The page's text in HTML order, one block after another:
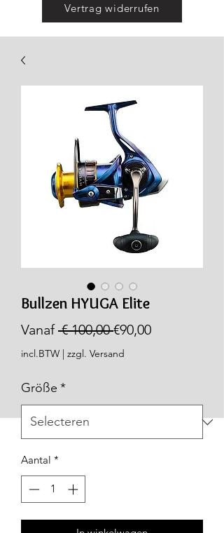
Vertrag widerrufen
Bullzen HYUGA Elite
Vanaf € 100,00 Normale
prijs
€90,00Verkoopprijs
incl.BTW | zzgl. Versand
Größe *
Aantal *